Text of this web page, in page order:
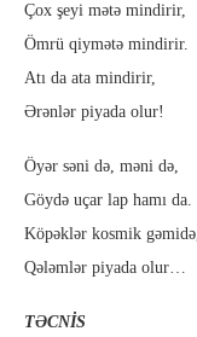
Çox şeyi mətə mindirir,
Ömrü qiymətə mindirir.
Atı da ata mindirir,
Ərənlər piyada olur!
Öyər səni də, məni də,
Göydə uçar lap hamı da.
Köpəklər kosmik
Qələmlər piyada olur…
TƏCNİS